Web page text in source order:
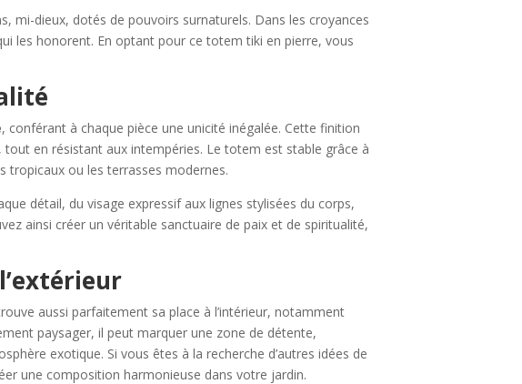
mi-dieux, dotés de pouvoirs surnaturels. Dans les croyances
les honorent. En optant pour ce totem tiki en pierre, vous
, conférant à chaque pièce une unicité inégalée. Cette finition
en résistant aux intempéries. Le totem est stable grâce à
tropicaux ou les terrasses modernes.
détail, du visage expressif aux lignes stylisées du corps,
ainsi créer un véritable sanctuaire de paix et de spiritualité,
aussi parfaitement sa place à l’intérieur, notamment
paysager, il peut marquer une zone de détente,
exotique. Si vous êtes à la recherche d’autres idées de
une composition harmonieuse dans votre jardin.